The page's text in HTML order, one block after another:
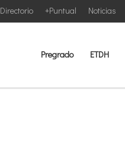
Noticias
+Puntual
Directorio
Pregrado ETDH